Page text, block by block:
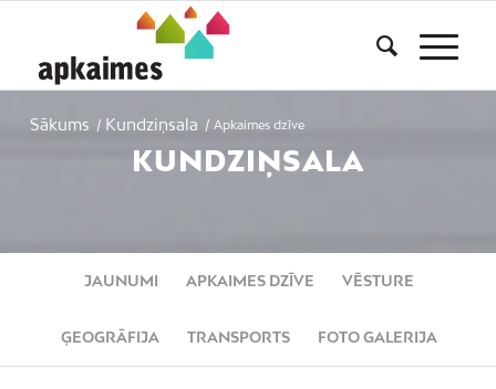
Sākums / Kundziņsala / Apkaimes dzīve
KUNDZIŅSALA
JAUNUMI APKAIMES DZĪVE VĒSTURE
ĢEOGRĀFIJA TRANSPORTS FOTO GALERIJA